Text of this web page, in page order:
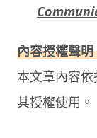
內容授權聲明
本文章內容
其授權使用。